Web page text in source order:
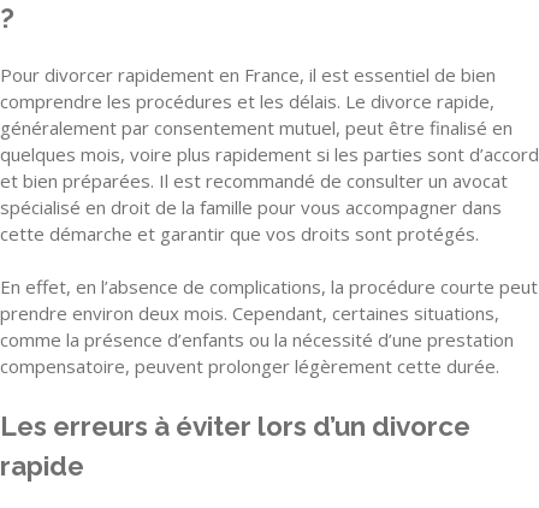
?
Pour divorcer rapidement en France, il est essentiel de bien
comprendre les procédures et les délais. Le divorce rapide,
généralement par consentement mutuel, peut être finalisé en
quelques mois, voire plus rapidement si les parties sont d’accord
et bien préparées. Il est recommandé de consulter un avocat
spécialisé en droit de la famille pour vous accompagner dans
cette démarche et garantir que vos droits sont protégés.
En effet, en l’absence de complications, la procédure courte peut
prendre environ deux mois. Cependant, certaines situations,
comme la présence d’enfants ou la nécessité d’une prestation
compensatoire, peuvent prolonger légèrement cette durée.
Les erreurs à éviter lors d’un divorce
rapide